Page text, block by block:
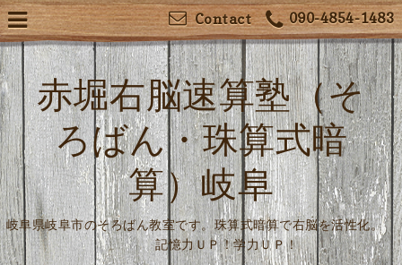
090-4854-1483
Contact
赤堀右脳速算塾（そ
ろばん・珠算式暗
算）岐阜
岐阜県岐阜市のそろばん教室です。珠算式暗算で右脳を活性化。
記憶力ＵＰ！学力ＵＰ！